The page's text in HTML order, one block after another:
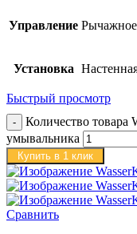
Управление Рычажное
Установка
Быстрый просмотр
Количество товара
умывальника
Купить в 1 клик
Сравнить